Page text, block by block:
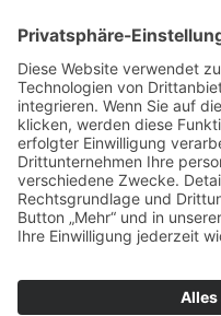
Barrierefreiheitserklärung
Copyright www.wfkl.de 2026.
Alle Rechte vorbehalten